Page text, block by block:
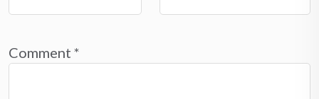
Comment *